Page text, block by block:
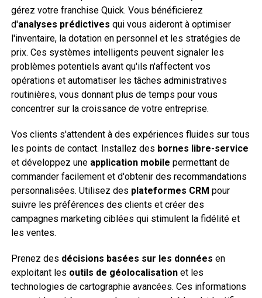
gérez votre franchise Quick. Vous bénéficierez
d'analyses prédictives qui vous aideront à optimiser
l'inventaire, la dotation en personnel et les stratégies de
prix. Ces systèmes intelligents peuvent signaler les
problèmes potentiels avant qu'ils n'affectent vos
opérations et automatiser les tâches administratives
routinières, vous donnant plus de temps pour vous
concentrer sur la croissance de votre entreprise.
Vos clients s'attendent à des expériences fluides sur tous
les points de contact. Installez des bornes libre-service
et développez une application mobile permettant de
commander facilement et d'obtenir des recommandations
personnalisées. Utilisez des plateformes CRM pour
suivre les préférences des clients et créer des
campagnes marketing ciblées qui stimulent la fidélité et
les ventes.
Prenez des décisions basées sur les données en
exploitant les outils de géolocalisationet les
technologies de cartographie avancées. Ces informations